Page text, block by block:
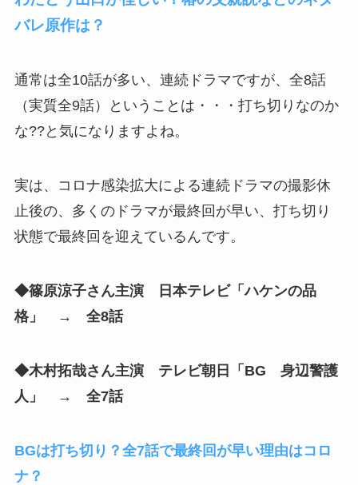
バレ原作は？
通常は全10話が多い、連続ドラマですが、全8話
（実質全9話）ということは・・・打ち切りなのか
な??と気になりますよね。
実は、コロナ感染拡大による連続ドラマの撮影休
止後の、多くのドラマが最終回が早い、打ち切り
状態で最終回を迎えているんです。
◆篠原涼子さん主演 日本テレビ「ハケンの品
格」 → 全8話
◆木村拓哉さん主演 テレビ朝日「BG 身辺警護
人」 → 全7話
BGは打ち切り？全7話で最終回が早い理由はコロ
ナ？